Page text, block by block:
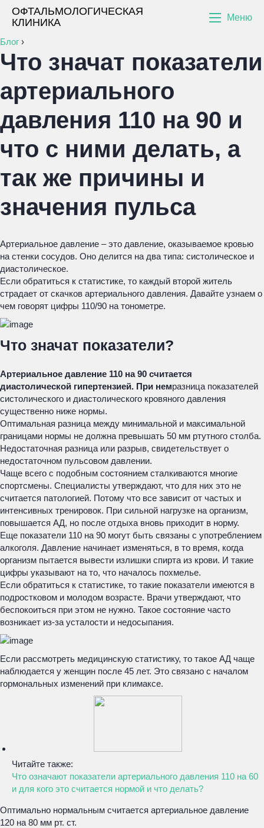
ОФТАЛЬМОЛОГИЧЕСКАЯ
КЛИНИКА
Меню
Блог ›
Что значат показатели
артериального
давления 110 на 90 и
что с ними делать, а
так же причины и
значения пульса
Артериальное давление – это давление, оказываемое кровью
на стенки сосудов. Оно делится на два типа: систолическое и
диастолическое.
Если обратиться к статистике, то каждый второй житель
страдает от скачков артериального давления. Давайте узнаем о
чем говорят цифры 110/90 на тонометре.
Что значат показатели?
Артериальное давление 110 на 90 считается
диастолической гипертензией. При немразница показателей
систолического и диастолического кровяного давления
существенно ниже нормы.
Оптимальная разница между минимальной и максимальной
границами нормы не должна превышать 50 мм ртутного столба.
Недостаточная разница или разрыв, свидетельствует о
недостаточном пульсовом давлении.
Чаще всего с подобным состоянием сталкиваются многие
спортсмены. Специалисты утверждают, что для них это не
считается патологией. Потому что все зависит от частых и
интенсивных тренировок. При сильной нагрузке на организм,
повышается АД, но после отдыха вновь приходит в норму.
Еще показатели 110 на 90 могут быть связаны с употреблением
алкоголя. Давление начинает изменяться, в то время, когда
организм пытается вывести излишки спирта из крови. И такие
цифры указывают на то, что началось похмелье.
Если обратиться к статистике, то такие показатели имеются в
подростковом и молодом возрасте. Врачи утверждают, что
беспокоиться при этом не нужно. Такое состояние часто
возникает из-за усталости и недосыпания.
Если рассмотреть медицинскую статистику, то такое АД чаще
наблюдается у женщин после 45 лет. Это связано с началом
гормональных изменений при климаксе.
Читайте также:
Что означают показатели артериального давления 110 на 60
и для кого это считается нормой и что делать?
Оптимально нормальным считается артериальное давление
120 на 80 мм рт. ст.